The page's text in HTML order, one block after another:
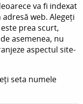
va fi indexat
web. Alegeți
prea scurt,
asemenea, nu
aspectul site-
seta numele